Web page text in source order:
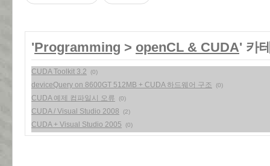
'Programming > openCL & CUDA' 카
CUDA Toolkit 3.2 (0)
deviceQuery on 8600GT 512MB + CUDA 하드웨어 구조 (0)
CUDA 예제 컴파일시 오류 (0)
CUDA / Visual Studio 2008 (2)
CUDA + Visual Studio 2005 (0)